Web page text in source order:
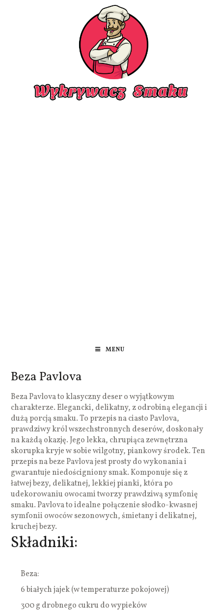
MENU
Beza Pavlova
Beza Pavlova to klasyczny deser o wyjątkowym
charakterze. Elegancki, delikatny, z odrobiną elegancji i
dużą porcją smaku. To przepis na ciasto Pavlova,
prawdziwy król wszechstronnych deserów, doskonały
na każdą okazję. Jego lekka, chrupiąca zewnętrzna
skorupka kryje w sobie wilgotny, piankowy środek. Ten
przepis na beze Pavlova jest prosty do wykonania i
gwarantuje niedościgniony smak. Komponuje się z
łatwej bezy, delikatnej, lekkiej pianki, która po
udekorowaniu owocami tworzy prawdziwą symfonię
smaku. Pavlova to idealne połączenie słodko-kwasnej
symfonii owoców sezonowych, śmietany i delikatnej,
kruchej bezy.
Składniki:
Beza:
6 białych jajek (w temperaturze pokojowej)
300 g drobnego cukru do wypieków